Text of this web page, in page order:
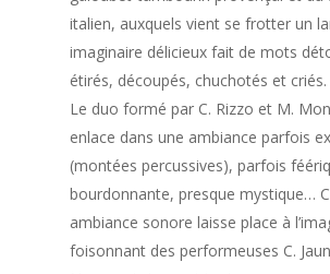
italien, auxquels vient se frotter un
imaginaire délicieux fait de mots
étirés, découpés, chuchotés et criés.
Le duo formé par C. Rizzo et M.
enlace dans une ambiance parfois
(montées percussives), parfois
bourdonnante, presque mystique…
ambiance sonore laisse place à
foisonnant des performeuses C.